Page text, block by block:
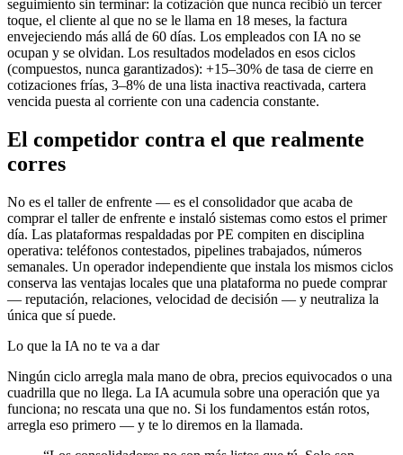
seguimiento sin terminar: la cotización que nunca recibió un tercer
toque, el cliente al que no se le llama en 18 meses, la factura
envejeciendo más allá de 60 días. Los empleados con IA no se
ocupan y se olvidan. Los resultados modelados en esos ciclos
(compuestos, nunca garantizados): +15–30% de tasa de cierre en
cotizaciones frías, 3–8% de una lista inactiva reactivada, cartera
vencida puesta al corriente con una cadencia constante.
El competidor contra el que realmente
corres
No es el taller de enfrente — es el consolidador que acaba de
comprar el taller de enfrente e instaló sistemas como estos el primer
día. Las plataformas respaldadas por PE compiten en disciplina
operativa: teléfonos contestados, pipelines trabajados, números
semanales. Un operador independiente que instala los mismos ciclos
conserva las ventajas locales que una plataforma no puede comprar
— reputación, relaciones, velocidad de decisión — y neutraliza la
única que sí puede.
Lo que la IA no te va a dar
Ningún ciclo arregla mala mano de obra, precios equivocados o una
cuadrilla que no llega. La IA acumula sobre una operación que ya
funciona; no rescata una que no. Si los fundamentos están rotos,
arregla eso primero — y te lo diremos en la llamada.